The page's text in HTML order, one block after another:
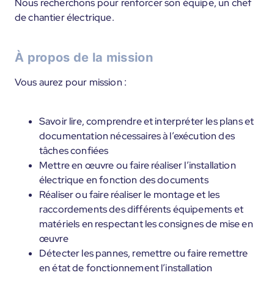
Nous recherchons pour renforcer son équipe, un chef
de chantier électrique.
À propos de la mission
Vous aurez pour mission :
Savoir lire, comprendre et interpréter les plans et
documentation nécessaires à l’exécution des
tâches confiées
Mettre en œuvre ou faire réaliser l’installation
électrique en fonction des documents
Réaliser ou faire réaliser le montage et les
raccordements des différents équipements et
matériels en respectant les consignes de mise en
œuvre
Détecter les pannes, remettre ou faire remettre
en état de fonctionnement l’installation